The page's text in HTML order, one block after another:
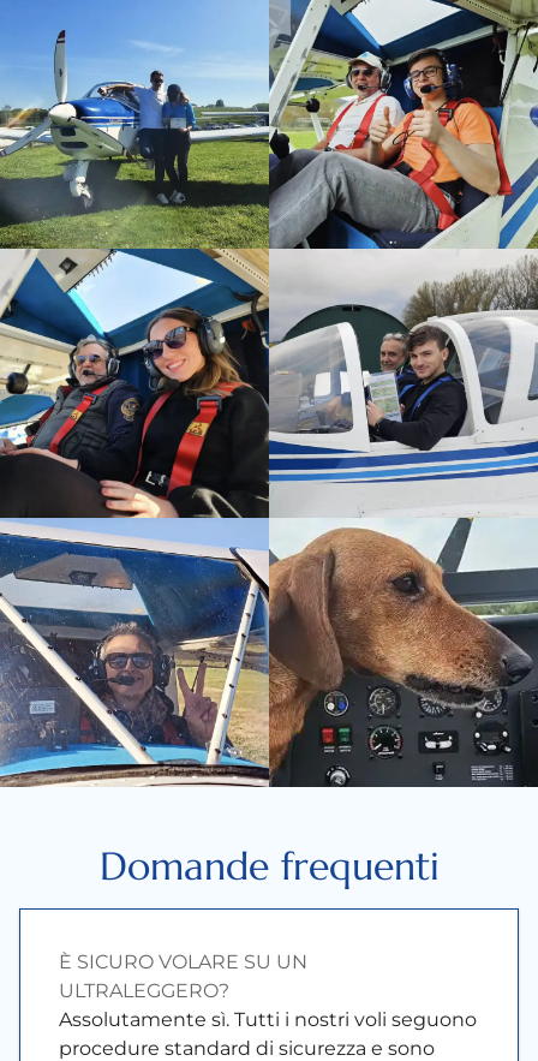
Domande frequenti
È SICURO VOLARE SU UN
ULTRALEGGERO?
Assolutamente sì. Tutti i nostri voli seguono
procedure standard di sicurezza e sono